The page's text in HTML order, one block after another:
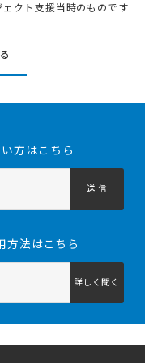
クト支援当時のものです
方はこちら
送 信
方法はこちら
詳しく聞く